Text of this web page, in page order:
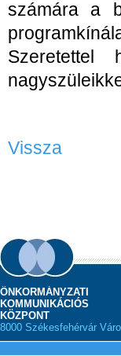
számára a
Vissza
ÖNKORMÁNYZATI
KOMMUNIKÁCIÓS
KÖZPONT
8000 Székesfehérvár